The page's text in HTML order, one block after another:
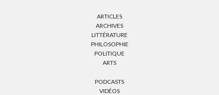
ARTICLES
ARCHIVES
LITTÉRATURE
PHILOSOPHIE
POLITIQUE
ARTS
PODCASTS
VIDÉOS